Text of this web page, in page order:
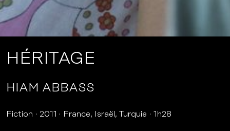
HÉRITAGE
HIAM ABBASS
Fiction 2011 France, Israël, Turquie 1h28